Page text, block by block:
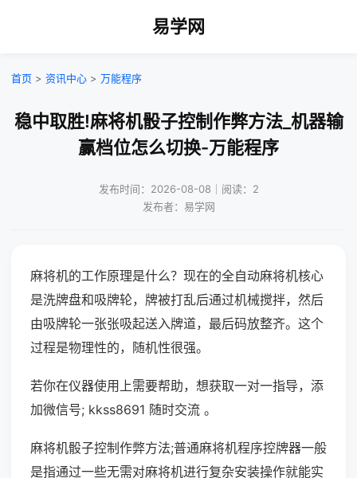
易学网
首页 > 资讯中心 > 万能程序
稳中取胜!麻将机骰子控制作弊方法_机器输
赢档位怎么切换-万能程序
发布时间：2026-08-08｜阅读：2
发布者：易学网
麻将机的工作原理是什么？现在的全自动麻将机核心
是洗牌盘和吸牌轮，牌被打乱后通过机械搅拌，然后
由吸牌轮一张张吸起送入牌道，最后码放整齐。这个
过程是物理性的，随机性很强。
若你在仪器使用上需要帮助，想获取一对一指导，添
加微信号; kkss8691 随时交流 。
麻将机骰子控制作弊方法;普通麻将机程序控牌器一般
是指通过一些无需对麻将机进行复杂安装操作就能实